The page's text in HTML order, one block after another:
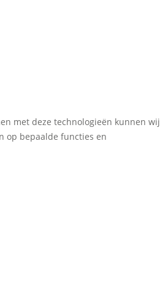
met deze technologieën kunnen wij
op bepaalde functies en